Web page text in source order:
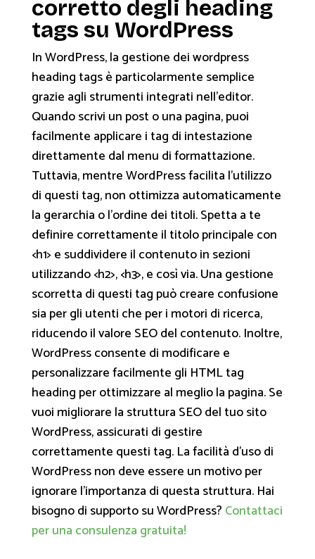
corretto degli heading
tags su WordPress
In WordPress, la gestione dei wordpress
heading tags è particolarmente semplice
grazie agli strumenti integrati nell'editor.
Quando scrivi un post o una pagina, puoi
facilmente applicare i tag di intestazione
direttamente dal menu di formattazione.
Tuttavia, mentre WordPress facilita l’utilizzo
di questi tag, non ottimizza automaticamente
la gerarchia o l’ordine dei titoli. Spetta a te
definire correttamente il titolo principale con
<h1> e suddividere il contenuto in sezioni
utilizzando <h2>, <h3>, e così via. Una gestione
scorretta di questi tag può creare confusione
sia per gli utenti che per i motori di ricerca,
riducendo il valore SEO del contenuto. Inoltre,
WordPress consente di modificare e
personalizzare facilmente gli HTML tag
heading per ottimizzare al meglio la pagina. Se
vuoi migliorare la struttura SEO del tuo sito
WordPress, assicurati di gestire
correttamente questi tag. La facilità d'uso di
WordPress non deve essere un motivo per
ignorare l’importanza di questa struttura. Hai
bisogno di supporto su WordPress? Contattaci
per una consulenza gratuita!